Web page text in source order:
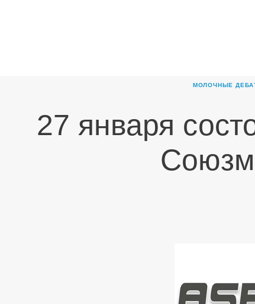
МОЛОЧНЫЕ
27 январяНОВОСТИ
КАРЬЕРА